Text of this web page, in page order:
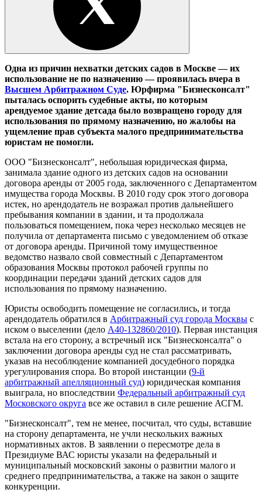
Одна из причин нехватки детских садов в Москве — их
использование не по назначению — проявилась вчера в
Высшем Арбитражном Суде. Юрфирма "Бизнесконсалт"
пыталась оспорить судебные акты, по которым
арендуемое здание детсада было возвращено городу для
использования по прямому назначению, но жалобы на
ущемление прав субъекта малого предпринимательства
юристам не помогли.
ООО "Бизнесконсалт", небольшая юридическая фирма,
занимала здание одного из детских садов на основании
договора аренды от 2005 года, заключенного с Департаментом
имущества города Москвы. В 2010 году срок этого договора
истек, но арендодатель не возражал против дальнейшего
пребывания компании в здании, и та продолжала
пользоваться помещением, пока через несколько месяцев не
получила от департамента письмо с уведомлением об отказе
от договора аренды. Причиной тому имущественное
ведомство назвало свой совместный с Департаментом
образования Москвы протокол рабочей группы по
координации передачи зданий детских садов для
использования по прямому назначению.
Юристы освободить помещение не согласились, и тогда
арендодатель обратился в Арбитражный суд города Москвы с
иском о выселении (дело А40-132860/2010). Первая инстанция
встала на его сторону, а встречный иск "Бизнесконсалта" о
заключении договора аренды суд не стал рассматривать,
указав на несоблюдение компанией досудебного порядка
урегулирования спора. Во второй инстанции (9-й
арбитражный апелляционный суд) юридическая компания
выиграла, но впоследствии Федеральный арбитражный суд
Московского округа все же оставил в силе решение АСГМ.
"Бизнесконсалт", тем не менее, посчитал, что суды, вставшие
на сторону департамента, не учли нескольких важных
нормативных актов. В заявлении о пересмотре дела в
Президиуме ВАС юристы указали на федеральный и
муниципальный московский законы о развитии малого и
среднего предпринимательства, а также на закон о защите
конкуренции.